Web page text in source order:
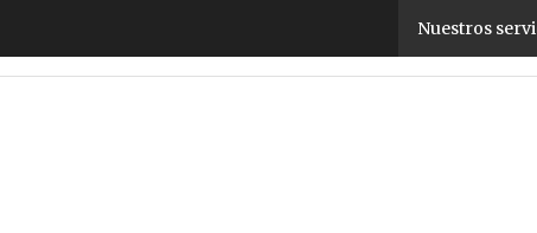
Nuestros
LG incrementa un 36% su negocio a través de